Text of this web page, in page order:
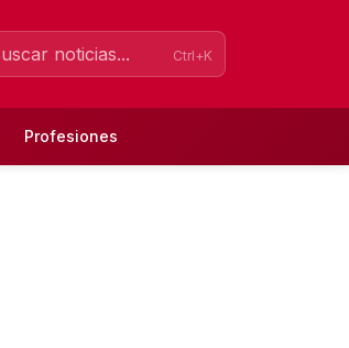
Ctrl+K
Profesiones